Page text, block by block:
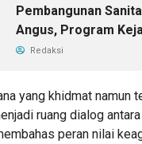
Pembangunan
Angus, Program
Redaksi
yang khidmat namun
ruang dialog
peran nilai